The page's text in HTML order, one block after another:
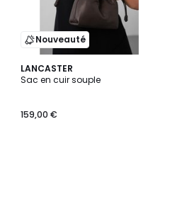
Nouveauté
LANCASTER
Sac en cuir souple
159,00 €